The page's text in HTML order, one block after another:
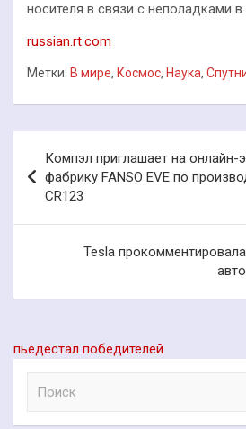
носителя в связи с неполадками в
russian.rt.com
Метки: В мире, Космос, Наука,
по
записям
Компэл приглашает на онлайн-
фабрику FANSO EVE по
CR123
Tesla
пьедестал победителей